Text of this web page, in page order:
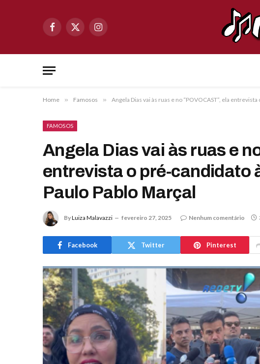
Facebook
X
Instagram
Home » Famosos » Angela Dias vai às ruas e no “POVOCAST”, ela
FAMOSOS
Angela Dias vai às ruas e
entrevista o pré-candidato
Paulo Pablo Marçal
ByLuiza Malavazzi fevereiro 27, 2025 Nenhum comentário
Facebook Twitter Pinterest